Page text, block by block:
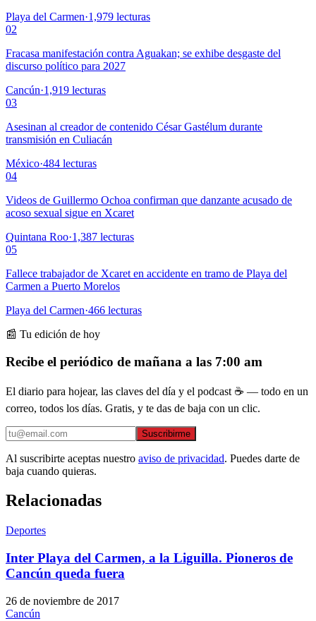
Playa del Carmen·1,979 lecturas
02
Fracasa manifestación contra Aguakan; se exhibe desgaste del
discurso político para 2027
Cancún·1,919 lecturas
03
Asesinan al creador de contenido César Gastélum durante
transmisión en Culiacán
México·484 lecturas
04
Videos de Guillermo Ochoa confirman que danzante acusado de
acoso sexual sigue en Xcaret
Quintana Roo·1,387 lecturas
05
Fallece trabajador de Xcaret en accidente en tramo de Playa del
Carmen a Puerto Morelos
Playa del Carmen·466 lecturas
📰 Tu edición de hoy
Recibe el periódico de mañana a las 7:00 am
El diario para hojear, las claves del día y el podcast ☕ — todo en un
correo, todos los días. Gratis, y te das de baja con un clic.
Suscribirme
Al suscribirte aceptas nuestro aviso de privacidad. Puedes darte de
baja cuando quieras.
Relacionadas
Deportes
Inter Playa del Carmen, a la Liguilla. Pioneros de
Cancún queda fuera
26 de noviembre de 2017
Cancún